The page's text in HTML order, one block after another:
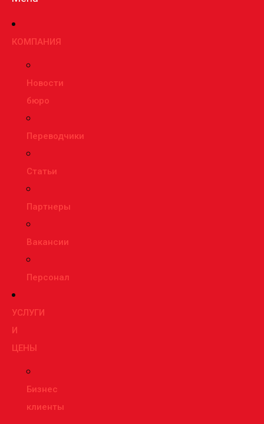
КОМПАНИЯ
Новости
бюро
Переводчики
Статьи
Партнеры
Вакансии
Персонал
УСЛУГИ
И
ЦЕНЫ
Бизнес
клиенты